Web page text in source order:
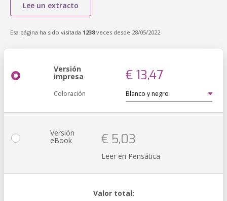
Lee un extracto
Esa página ha sido visitada 1238veces desde 28/05/2022
Versión
impresa € 13,47
Coloración
Versión
eBook € 5,03
Leer en Pensática
Valor total: